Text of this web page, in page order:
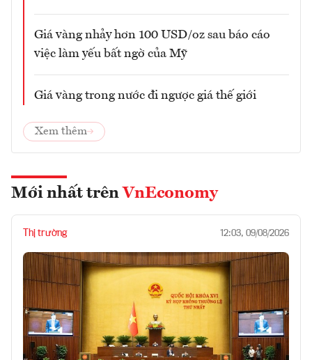
Giá vàng nhảy hơn 100 USD/oz sau báo cáo
việc làm yếu bất ngờ của Mỹ
Giá vàng trong nước đi ngược giá thế giới
Xem thêm
Mới nhất trên VnEconomy
Thị trường 12:03, 09/08/2026